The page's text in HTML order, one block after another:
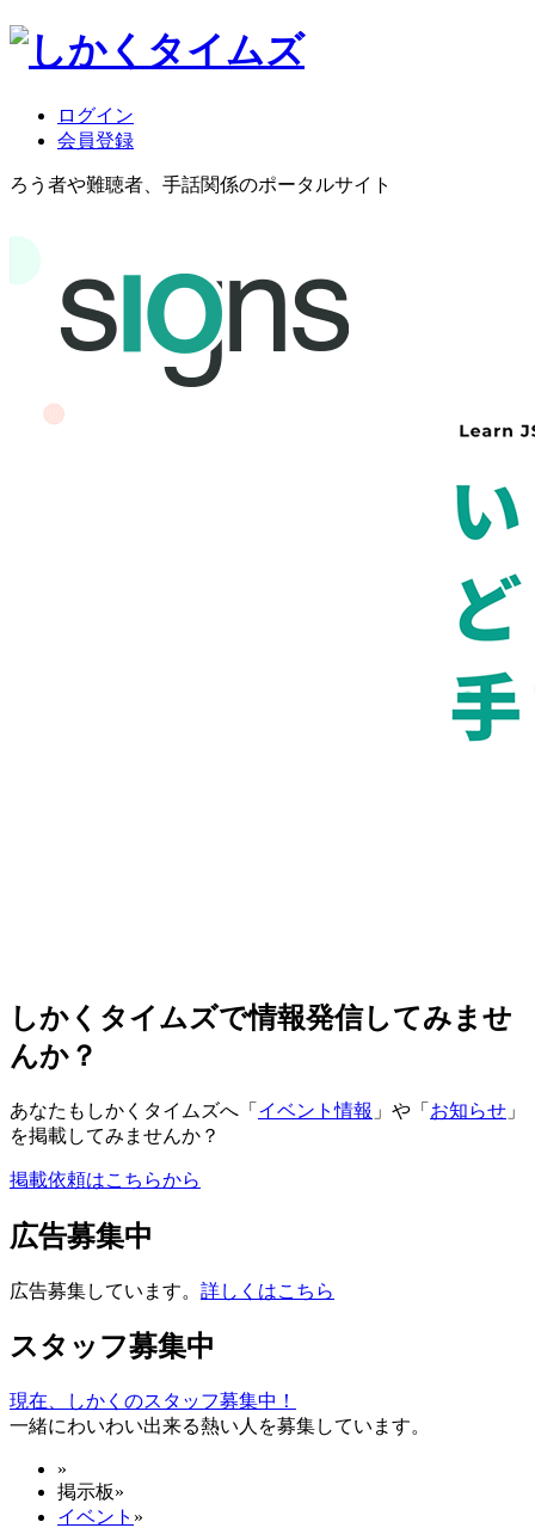
ログイン
会員登録
ろう者や難聴者、手話関係のポータルサイト
しかくタイムズで情報発信してみませ
んか？
あなたもしかくタイムズへ「 イベント情報 」や「 お知らせ 」
を掲載してみませんか？
掲載依頼はこちらから
広告募集中
広告募集しています。 詳しくはこちら
スタッフ募集中
現在、しかくのスタッフ募集中！
一緒にわいわい出来る熱い人を募集しています。
»
掲示板»
イベント »